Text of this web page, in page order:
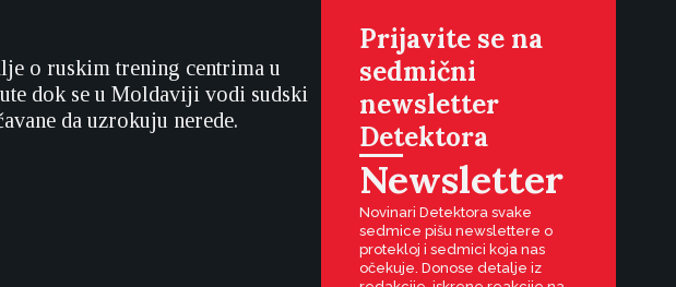
o ruskim trening centrima u
dok se u Moldaviji vodi sudski
da uzrokuju nerede.
Prijavite se na
sedmični
newsletter
Detektora
Newsletter
Novinari Detektora svake
sedmice pišu newslettere o
protekloj i sedmici koja nas
očekuje. Donose detalje iz